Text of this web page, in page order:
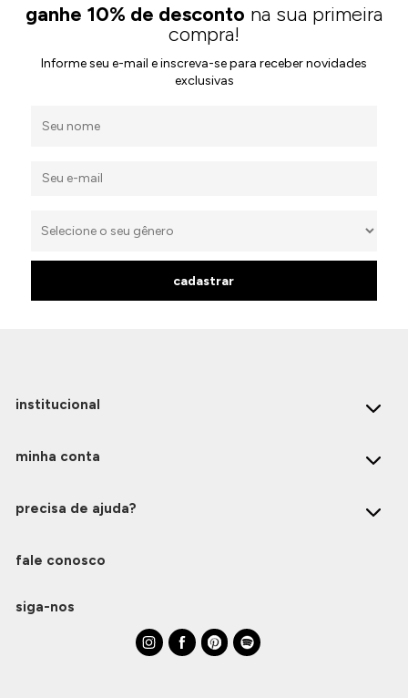
ganhe 10% de desconto na sua primeira
compra!
Informe seu e-mail e inscreva-se para receber novidades
exclusivas
cadastrar
institucional
minha conta
precisa de ajuda?
fale conosco
siga-nos